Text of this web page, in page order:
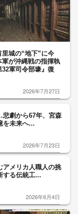
里城の“地下”に今
が沖縄戦の指揮執
32軍司令部壕』復
2026年7月27日
劇から67年、宮森
を未来へ...
2026年7月23日
アメリカ人職人の挑
る伝統工...
2026年6月4日